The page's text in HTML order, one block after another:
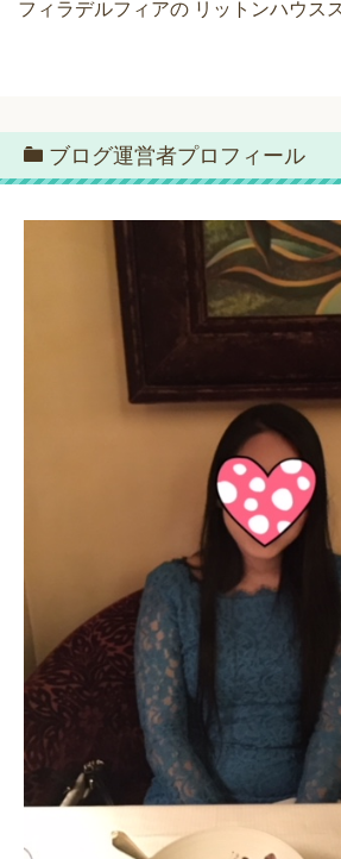
フィラデルフィアの リットンハウス
ブログ運営者プロフィール